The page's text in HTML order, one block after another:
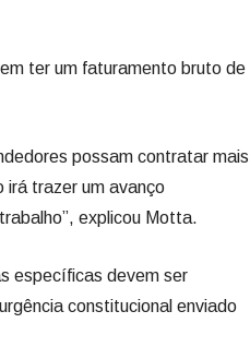
ter um faturamento bruto de
possam contratar mais
irá trazer um avanço
explicou Motta.
específicas devem ser
constitucional enviado